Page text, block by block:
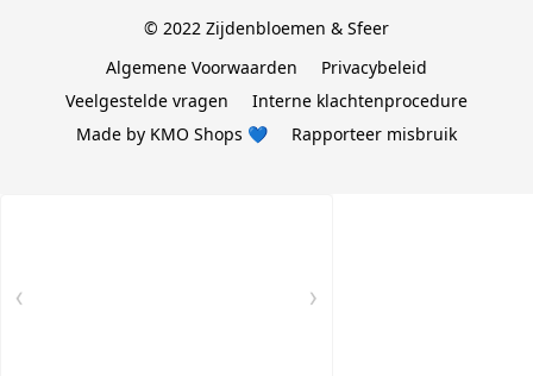
© 2022 Zijdenbloemen & Sfeer
Algemene Voorwaarden
Privacybeleid
Veelgestelde vragen
Interne klachtenprocedure
Made by KMO Shops 💙
Rapporteer misbruik